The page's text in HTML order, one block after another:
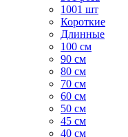
1001 шт
Короткие
Длинные
100 см
90 см
80 см
70 см
60 см
50 см
45 см
40 см